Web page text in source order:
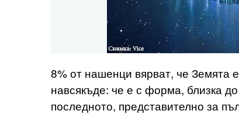
8% от нашенци вярват, че Земята
навсякъде: че е с форма, близка
последното, представително за